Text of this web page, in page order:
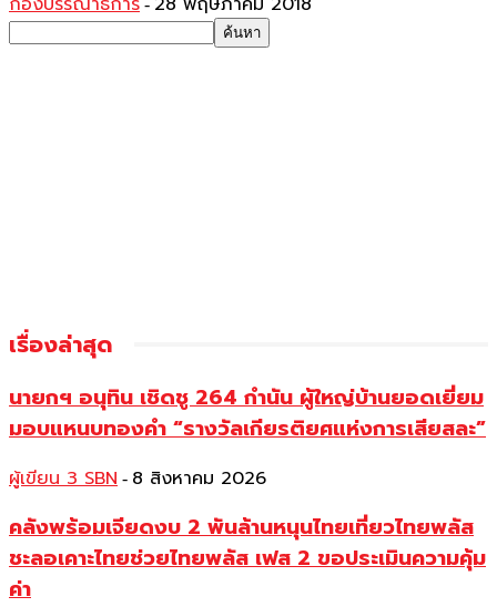
-
เรื่องล่าสุด
นายกฯ อนุทิน เชิดชู 264 กำนัน ผู้ใหญ่บ้านยอดเยี่ยม
มอบแหนบทองคำ “รางวัลเกียรติยศแห่งการเสียสละ”
ผู้เขียน 3 SBN - 8 สิงหาคม 2026
คลังพร้อมเจียดงบ 2 พันล้านหนุนไทยเที่ยวไทยพลัส
ชะลอเคาะไทยช่วยไทยพลัส เฟส 2 ขอประเมินความคุ้ม
ค่า